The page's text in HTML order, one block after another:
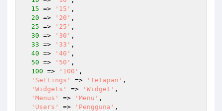
15 => '15' ,
20 => '20' ,
25 => '25' ,
30 => '30' ,
33 => '33' ,
40 => '40' ,
50 => '50' ,
100 => '100' ,
'Settings'
=> 'Tetapan' ,
'Widgets'
=> 'Widget' ,
'Menus'
=> 'Menu' ,
'Users'
=> 'Pengguna' ,